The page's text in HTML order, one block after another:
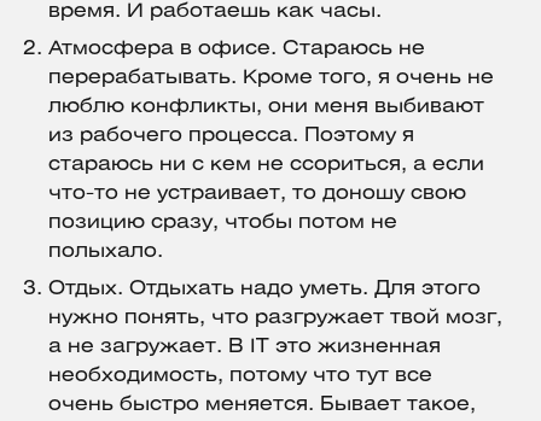
время. И работаешь как часы.
Атмосфера в офисе. Стараюсь не
перерабатывать. Кроме того, я очень не
люблю конфликты, они меня выбивают
из рабочего процесса. Поэтому я
стараюсь ни с кем не ссориться, а если
что-то не устраивает, то доношу свою
позицию сразу, чтобы потом не
полыхало.
Отдых. Отдыхать надо уметь. Для этого
нужно понять, что разгружает твой мозг,
а не загружает. В IT это жизненная
необходимость, потому что тут все
очень быстро меняется. Бывает такое,